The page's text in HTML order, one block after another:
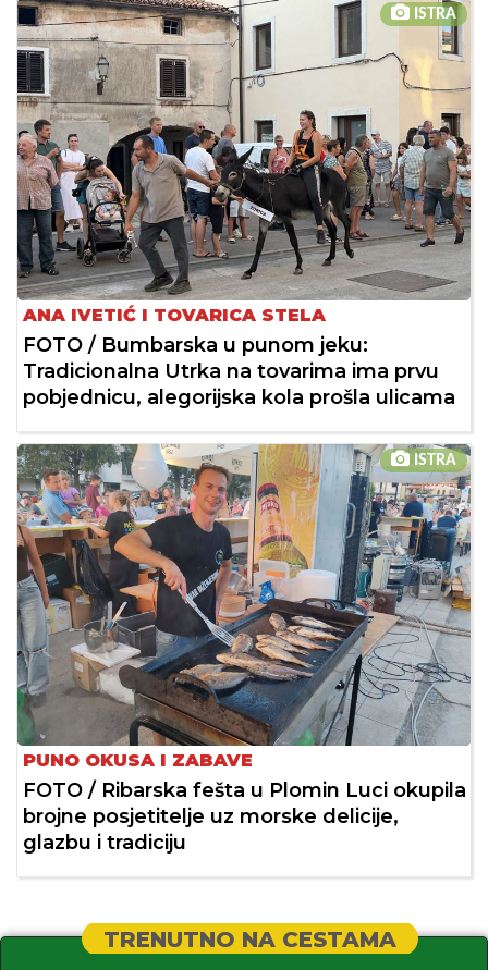
ISTRA
ANA IVETIĆ I TOVARICA STELA
FOTO / Bumbarska u punom jeku:
Tradicionalna Utrka na tovarima ima prvu
pobjednicu, alegorijska kola prošla ulicama
ISTRA
PUNO OKUSA I ZABAVE
FOTO / Ribarska fešta u Plomin Luci okupila
brojne posjetitelje uz morske delicije,
glazbu i tradiciju
TRENUTNO NA CESTAMA